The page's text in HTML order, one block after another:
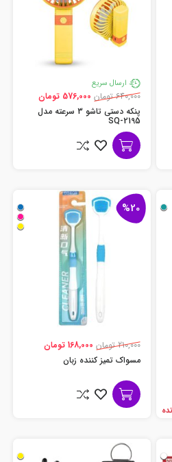
ارسال سریع
640,000 تومان
576,000 تومان
پنکه دستی تاشو 3 سرعته مدل
SQ-2195
%20
210,000 تومان
168,000 تومان
مسواک تمیز کننده زبان